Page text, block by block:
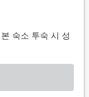
숙소 투숙 시 성